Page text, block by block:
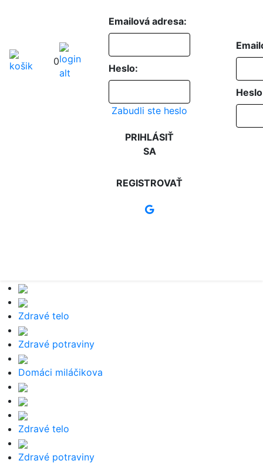
0
Emailová adresa:
Heslo:
Zabudli ste heslo
PRIHLÁSIŤ
SA
REGISTROVAŤ
Zdravé telo
Zdravé potraviny
Domáci miláčikova
Zdravé telo
Zdravé potraviny